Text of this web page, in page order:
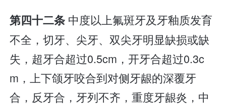
第四十二条 中度以上氟斑牙及牙釉质发育
不全，切牙、尖牙、双尖牙明显缺损或缺
失，超牙合超过0.5cm，开牙合超过0.3c
m，上下颌牙咬合到对侧牙龈的深覆牙
合，反牙合，牙列不齐，重度牙龈炎，中